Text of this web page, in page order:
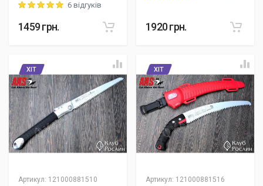
Rating: 5 out of 56 відгуків
1459грн. 1920грн.
Артикул: 121000881510
ХІТ
Артикул: 121000881516
ХІТ